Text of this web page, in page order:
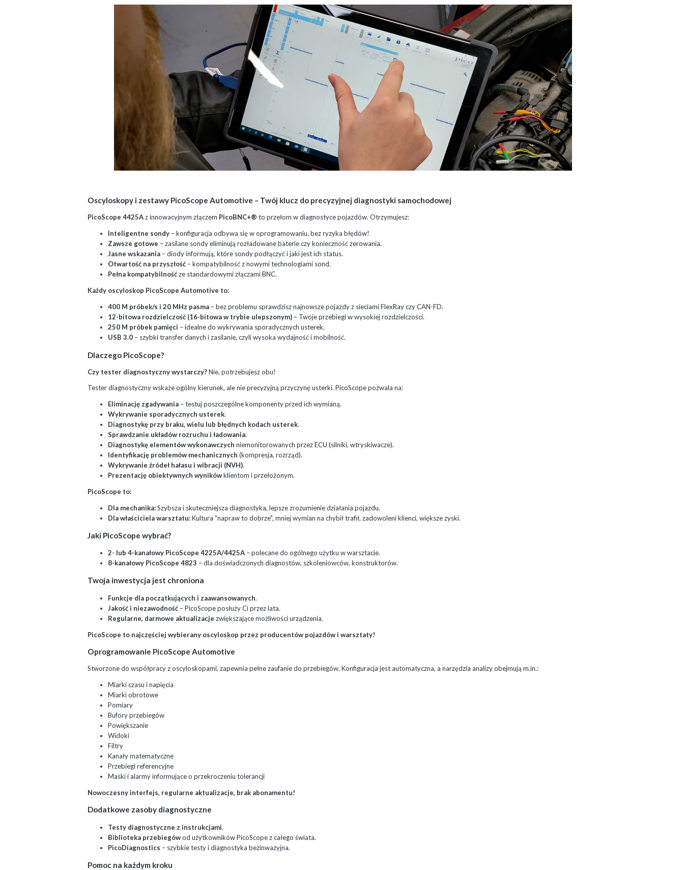
Oscyloskopy i zestawy PicoScope Automotive – Twój klucz do precyzyjnej diagnostyki samochodowej
PicoScope 4425Az innowacyjnym złączem PicoBNC+® to przełom w diagnostyce pojazdów. Otrzymujesz:
Inteligentne sondy – konfiguracja odbywa się w oprogramowaniu, bez ryzyka błędów!
Zawsze gotowe – zasilane sondy eliminują rozładowane baterie czy konieczność zerowania.
Jasne wskazania – diody informują, które sondy podłączyć i jaki jest ich status.
Otwartość na przyszłość – kompatybilność z nowymi technologiami sond.
Pełna kompatybilnośćze standardowymi złączami BNC.
Każdy oscyloskop PicoScope Automotive to:
400 M próbek/s i 20 MHz pasma – bez problemu sprawdzisz najnowsze pojazdy z sieciami FlexRay czy CAN-FD.
12-bitowa rozdzielczość (16-bitowa w trybie ulepszonym) – Twoje przebiegi w wysokiej rozdzielczości.
250 M próbek pamięci – idealne do wykrywania sporadycznych usterek.
USB 3.0 – szybki transfer danych i zasilanie, czyli wysoka wydajność i mobilność.
Dlaczego PicoScope?
Czy tester diagnostyczny wystarczy?Nie, potrzebujesz obu!
Tester diagnostyczny wskaże ogólny kierunek, ale nie precyzyjną przyczynę usterki. PicoScope pozwala na:
Eliminację zgadywania – testuj poszczególne komponenty przed ich wymianą.
Wykrywanie sporadycznych usterek.
Diagnostykę przy braku, wielu lub błędnych kodach usterek.
Sprawdzanie układów rozruchu i ładowania.
Diagnostykę elementów wykonawczych niemonitorowanych przez ECU (silniki, wtryskiwacze).
Identyfikację problemów mechanicznych (kompresja, rozrząd).
Wykrywanie źródeł hałasu i wibracji (NVH).
Prezentację obiektywnych wynikówklientom i przełożonym.
PicoScope to:
Dla mechanika:Szybsza i skuteczniejsza diagnostyka, lepsze zrozumienie działania pojazdu.
Dla właściciela warsztatu:Kultura "napraw to dobrze", mniej wymian na chybił trafił, zadowoleni klienci, większe zyski.
Jaki PicoScope wybrać?
2- lub 4-kanałowy PicoScope 4225A/4425A – polecane do ogólnego użytku w warsztacie.
8-kanałowy PicoScope 4823 – dla doświadczonych diagnostów, szkoleniowców, konstruktorów.
Twoja inwestycja jest chroniona
Funkcje dla początkujących i zaawansowanych.
Jakość i niezawodność – PicoScope posłuży Ci przez lata.
Regularne, darmowe aktualizacje zwiększające możliwości urządzenia.
PicoScope to najczęściej wybierany oscyloskop przez producentów pojazdów i warsztaty!
Oprogramowanie PicoScope Automotive
Stworzone do współpracy z oscyloskopami, zapewnia pełne zaufanie do przebiegów. Konfiguracja jest automatyczna, a narzędzia analizy obejmują m.in.:
Miarki czasu i napięcia
Miarki obrotowe
Pomiary
Bufory przebiegów
Powiększanie
Widoki
Filtry
Kanały matematyczne
Przebiegi referencyjne
Maski i alarmy informujące o przekroczeniu tolerancji
Nowoczesny interfejs, regularne aktualizacje, brak abonamentu!
Dodatkowe zasoby diagnostyczne
Testy diagnostyczne z instrukcjami.
Biblioteka przebiegówod użytkowników PicoScope z całego świata.
PicoDiagnostics – szybkie testy i diagnostyka bezinwazyjna.
Pomoc na każdym kroku